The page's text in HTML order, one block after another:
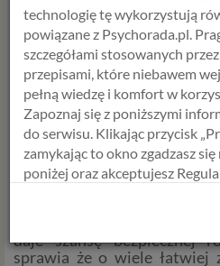
strony rodziny – dobre
wyobrażają sobie świąt
uczestnictwa.
Nie myśl o tym jako, o czymś
twoją potrzebę. Spróbuj
mama czy babcia. Nawet
jest dla ciebie trudny –
powodach, a potem spróbuj
powody do wyjazdu – nie
Czasem wystarczy
prostych słowach:
obecności w święta… w
inaczej… uszanujcie to
daje szansę bezpiecznej
sprawia że o wiele łatwiej
technologię tę wykorzystują
powiązane z Psychorada.pl.
szczegółami stosowanych
przepisami, które niebawem
pełną wiedzę i komfort w
Zapoznaj się z poniższymi
do serwisu. Klikając przycisk
zamykając to okno zgadzasz
poniżej oraz akceptujesz
Z dniem 25 maja 2018 r.